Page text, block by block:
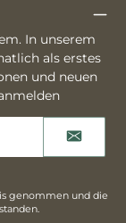
In unserem
als erstes
und neuen
genommen und die